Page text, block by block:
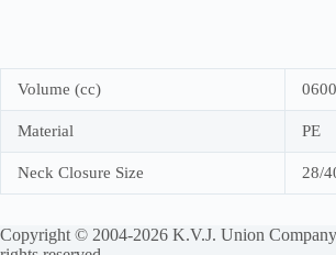
Volume (cc) 0600
Material PE
Neck Closure Size 28/
Copyright © 2004-2026 K.V.J. Union